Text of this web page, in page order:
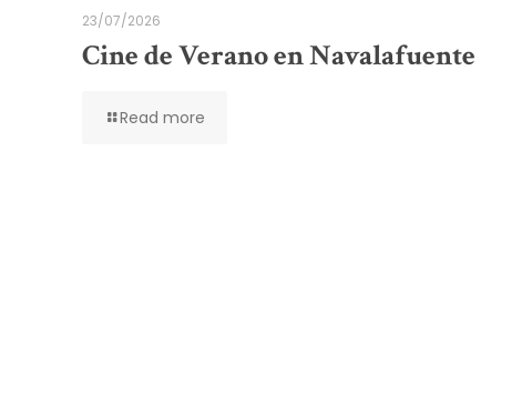
23/07/2026
Cine de Verano en Navalafuente
Read more